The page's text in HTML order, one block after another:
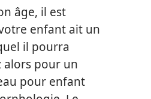
âge, il est
enfant ait un
il pourra
alors pour un
pour enfant